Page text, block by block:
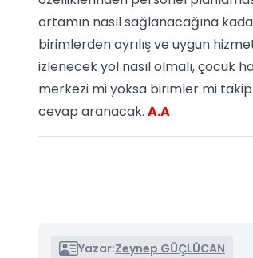
ortamın nasıl sağlanacağına
birimlerden ayrılış ve uygun
izlenecek yol nasıl olmalı, çocuk
merkezi mi yoksa birimler mi takip
cevap aranacak. A.A
Yazar:Zeynep GÜÇLÜCAN